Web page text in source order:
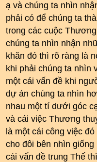
ạ và chúng ta nhìn
phải có để chúng ta
trong các cuộc
chúng ta nhìn nhận
khăn đó thì rõ ràng là
khi phải chúng ta nhìn
một cái vấn đề khi
dự án chúng ta nhìn
nhau một tí dưới góc
và cái việc Thương
là một cái công việc
cho đôi bên nhìn giống
cái vấn đề trung Thế